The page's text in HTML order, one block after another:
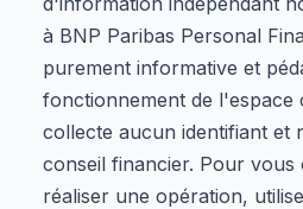
à BNP Paribas Personal
purement informative et
fonctionnement de l'espace
collecte aucun identifiant et
conseil financier. Pour vous
réaliser une opération,